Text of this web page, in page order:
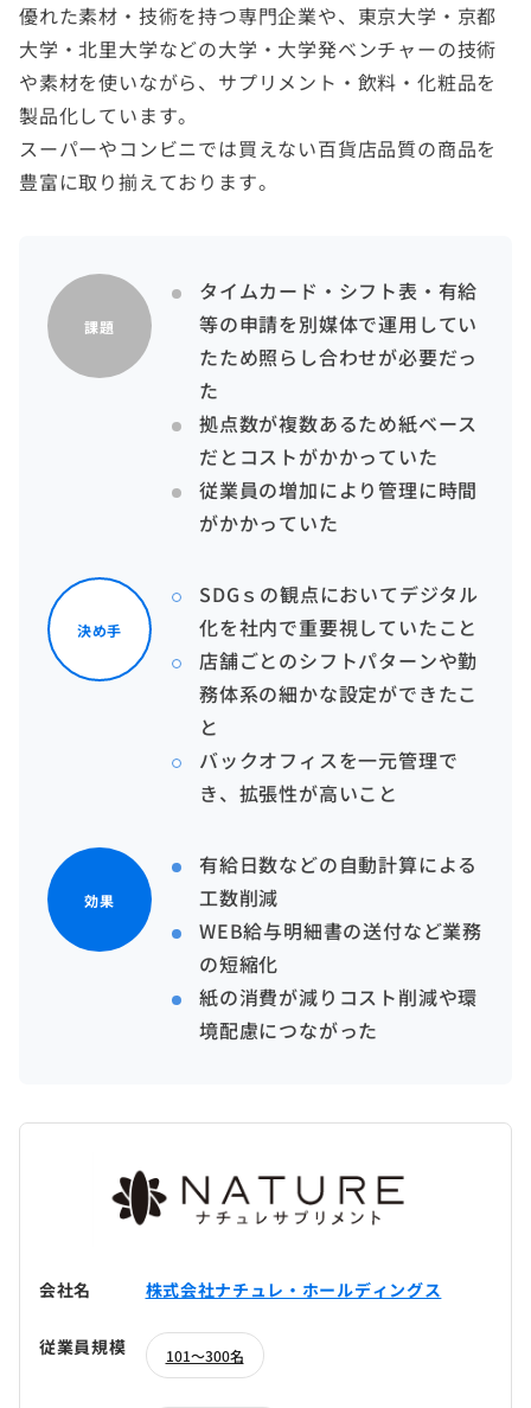
優れた素材・技術を持つ専門企業や、東京大学・京都
大学・北里大学などの大学・大学発ベンチャーの技術
や素材を使いながら、サプリメント・飲料・化粧品を
製品化しています。
スーパーやコンビニでは買えない百貨店品質の商品を
豊富に取り揃えております。
課題
タイムカード・シフト表・有給
等の申請を別媒体で運用してい
たため照らし合わせが必要だっ
た
拠点数が複数あるため紙ベース
だとコストがかかっていた
従業員の増加により管理に時間
がかかっていた
決め手
SDGｓの観点においてデジタル
化を社内で重要視していたこと
店舗ごとのシフトパターンや勤
務体系の細かな設定ができたこ
と
バックオフィスを一元管理で
き、拡張性が高いこと
効果
有給日数などの自動計算による
工数削減
WEB給与明細書の送付など業務
の短縮化
紙の消費が減りコスト削減や環
境配慮につながった
会社名 株式会社ナチュレ・ホールディングス
従業員規模 101～300名